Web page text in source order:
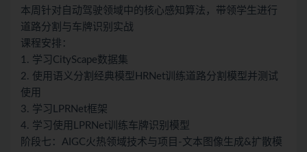
本周针对自动驾驶领域中的核心感知算法，带领学生进行
道路分割与车牌识别实战
课程安排：
1. 学习CityScape数据集
2. 使用语义分割经典模型HRNet训练道路分割模型并测试
使用
3. 学习LPRNet框架
4. 学习使用LPRNet训练车牌识别模型
阶段七：AIGC火热领域技术与项目-文本图像生成&扩散模